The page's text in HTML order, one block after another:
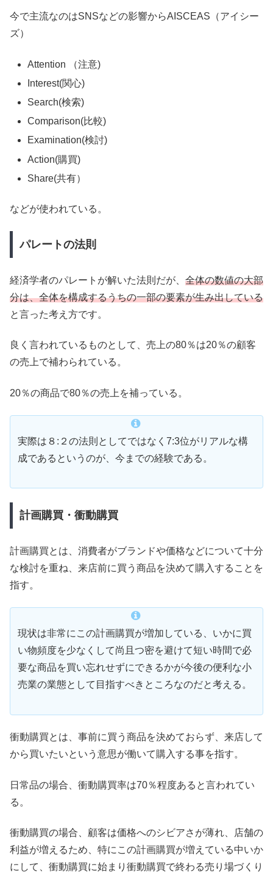
今で主流なのはSNSなどの影響からAISCEAS（アイシー
ズ）
Attention （注意)
Interest(関心)
Search(検索)
Comparison(比較)
Examination(検討)
Action(購買)
Share(共有）
などが使われている。
パレートの法則
経済学者のパレートが解いた法則だが、 全体の数値の大部
分は、全体を構成するうちの一部の要素が生み出している
と言った考え方です。
良く言われているものとして、売上の80％は20％の顧客
の売上で補わられている。
20％の商品で80％の売上を補っている。
実際は８:２の法則としてではなく7:3位がリアルな構
成であるというのが、今までの経験である。
計画購買・衝動購買
計画購買とは、消費者がブランドや価格などについて十分
な検討を重ね、来店前に買う商品を決めて購入することを
指す。
現状は非常にこの計画購買が増加している、いかに買
い物頻度を少なくして尚且つ密を避けて短い時間で必
要な商品を買い忘れせずにできるかが今後の便利な小
売業の業態として目指すべきところなのだと考える。
衝動購買とは、事前に買う商品を決めておらず、来店して
から買いたいという意思が働いて購入する事を指す。
日常品の場合、衝動購買率は70％程度あると言われてい
る。
衝動購買の場合、顧客は価格へのシビアさが薄れ、店舗の
利益が増えるため、特にこの計画購買が増えている中いか
にして、衝動購買に始まり衝動購買で終わる売り場づくり